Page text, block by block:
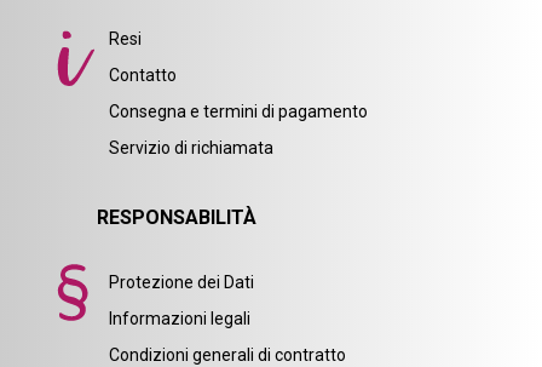
Resi
Contatto
Consegna e termini di pagamento
Servizio di richiamata
RESPONSABILITÀ
Protezione dei Dati
Informazioni legali
Condizioni generali di contratto